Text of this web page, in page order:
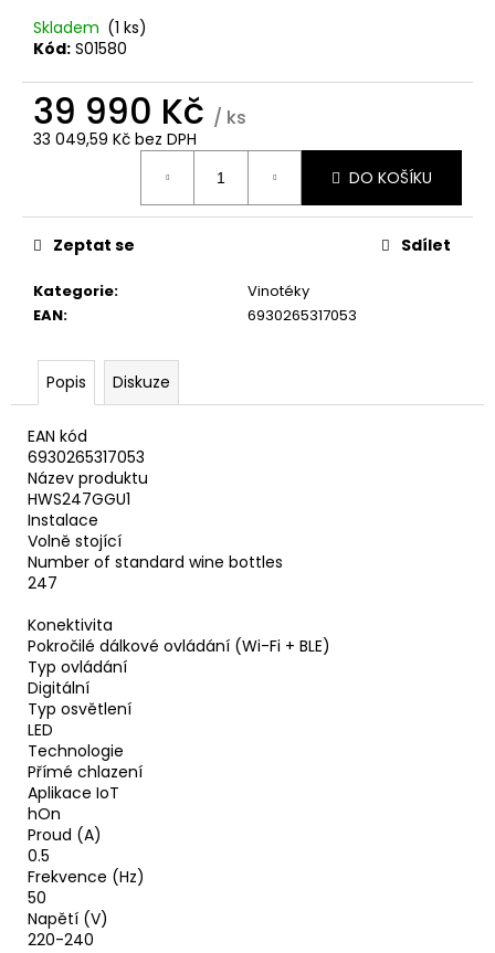
Skladem (1 ks)
Kód: S01580
39 990 Kč / ks
33 049,59 Kč bez DPH
DO KOŠÍKU
Kategorie:
Vinotéky
EAN: 6930265317053
Zeptat se Sdílet
Popis Diskuze
EAN kód
6930265317053
Název produktu
HWS247GGU1
Instalace
Volně stojící
Number of standard wine bottles
247
Konektivita
Pokročilé dálkové ovládání (Wi-Fi + BLE)
Typ ovládání
Digitální
Typ osvětlení
LED
Technologie
Přímé chlazení
Aplikace IoT
hOn
Proud (A)
0.5
Frekvence (Hz)
50
Napětí (V)
220-240
u
e
m
e
Kč